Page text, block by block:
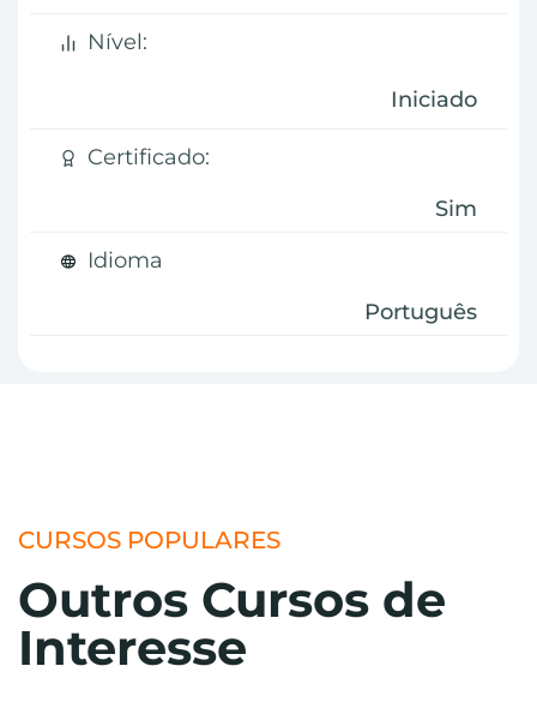
Nível:
Iniciado
Certificado:
Sim
Idioma
Português
CURSOS POPULARES
Outros Cursos de
Interesse